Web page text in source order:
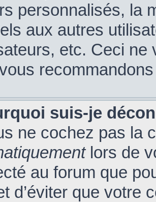
personnalisés, la
aux autres
etc. Ceci
suis-je
ne cochez pas la
lors de
au forum que
d’éviter que votre